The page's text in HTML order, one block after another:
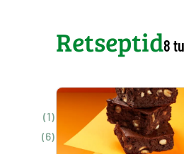
Retseptid8
(1)
(6)